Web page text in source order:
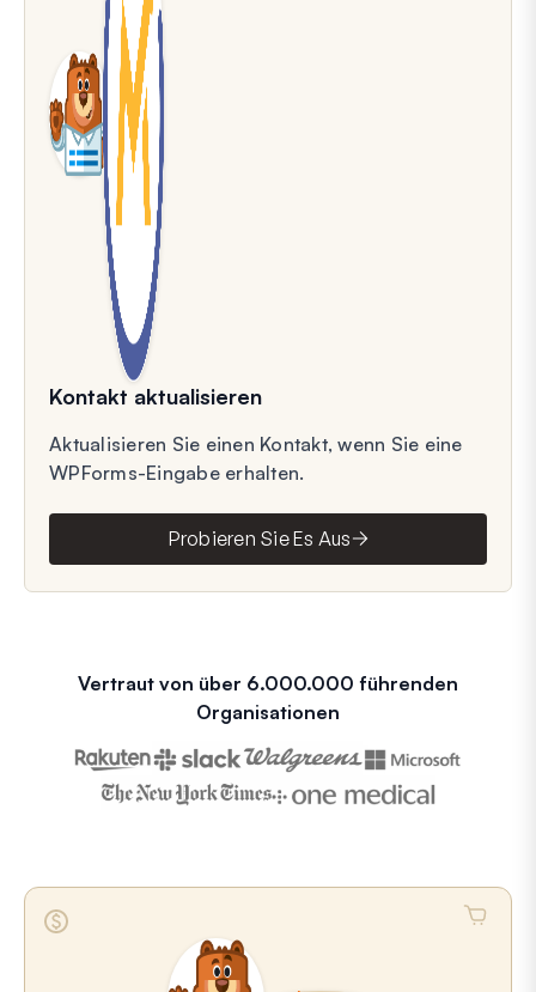
Kontakt aktualisieren
Aktualisieren Sie einen Kontakt, wenn Sie eine
WPForms-Eingabe erhalten.
Probieren Sie Es Aus
Vertraut von über 6.000.000 führenden
Organisationen